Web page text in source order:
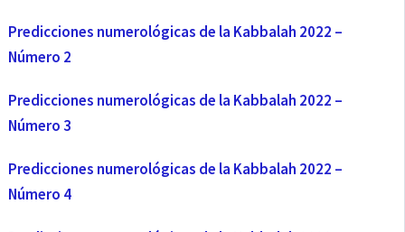
Predicciones numerológicas de la Kabbalah 2022 –
Número 2
Predicciones numerológicas de la Kabbalah 2022 –
Número 3
Predicciones numerológicas de la Kabbalah 2022 –
Número 4